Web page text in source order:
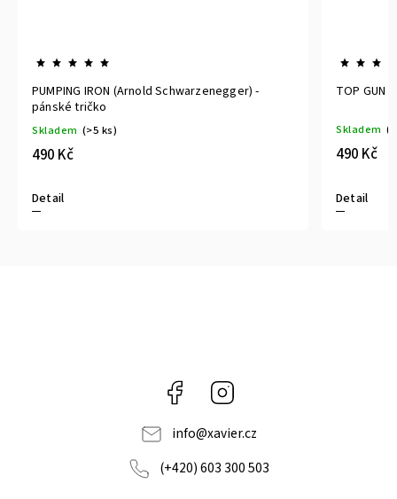
PUMPING IRON (Arnold Schwarzenegger) -
pánské tričko
Skladem (>5 ks)
490 Kč
Detail
TOP GUN
Skladem
490 Kč
Detail
Facebook
info@xavier.cz
(+420) 603 300 503